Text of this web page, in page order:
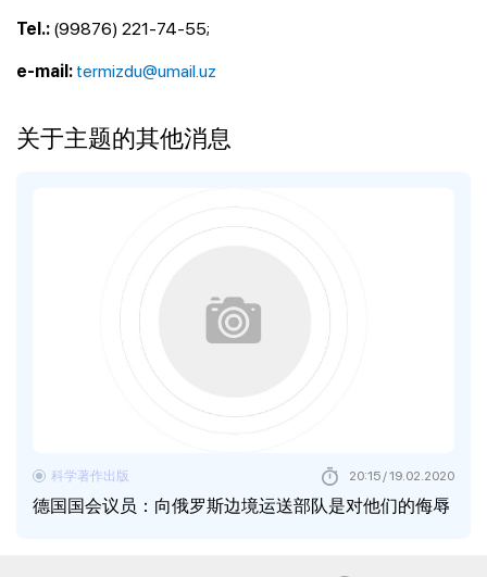
Tel.: (99876) 221-74-55;
e-mail: termizdu@umail.uz
关于主题的其他消息
德国国会议员：向俄罗斯边境运送部队是对他们的侮辱
科学著作出版 20:15 / 19.02.2020